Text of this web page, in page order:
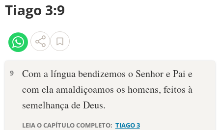
NOVO TESTAMENTO
VERSÍCULOS
PALAVRA DO DIA
Tiago 3:9
9
Com a língua bendizemos o Senhor e Pai e
com ela amaldiçoamos os homens, feitos à
semelhança de Deus.
LEIA O CAPÍTULO COMPLETO: TIAGO 3